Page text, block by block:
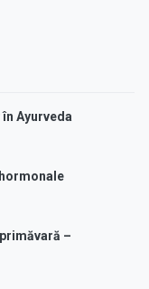
Ayurveda
–